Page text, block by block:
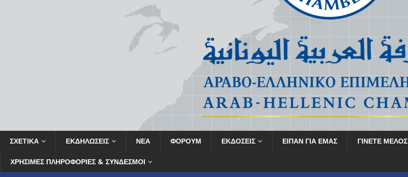
ΣΧΕΤΙΚΑ ΕΚΔΗΛΩΣΕΙΣ ΝΕΑ ΦΟΡΟΥΜ ΕΚΔΟΣΕΙΣ ΕΙΠΑΝ ΓΙΑ ΕΜΑΣ ΓΙΝΕΤΕ ΜΕΛΟΣ
ΧΡΗΣΙΜΕΣ ΠΛΗΡΟΦΟΡΙΕΣ & ΣΥΝΔΕΣΜΟΙ